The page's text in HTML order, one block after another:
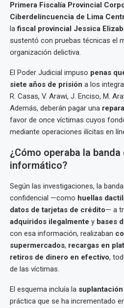
Primera Fiscalía Provincial
Ciberdelincuencia de Lima
lafiscal provincial Jessica
sustentó con pruebas técnicas el
organización delictiva.
El Poder Judicial impuso penas
siete años de prisión a los
R. Casas, V. Arawi, J. Enciso, M.
Además, deberán pagar una
favor de once víctimas cuyos
mediante operaciones ilícitas en
¿Cómo operaba la
informático?
Según las investigaciones, la
confidencial —como huellas
datos de tarjetas de crédito— a
adquiridos ilegalmente y bases
con esa información, realizaban
supermercados, recargas en
retiros de dinero en efectivo,
de las víctimas.
El esquema incluía la
práctica que se ha incrementado